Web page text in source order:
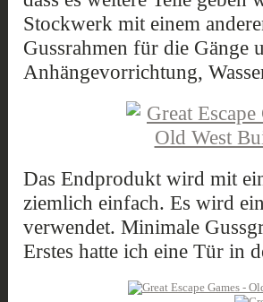
Stockwerk mit einem
Gussrahmen für die Gänge
Anhängevorrichtung,
Das Endprodukt wird mit
ziemlich einfach. Es wird
verwendet. Minimale
Erstes hatte ich eine Tür in